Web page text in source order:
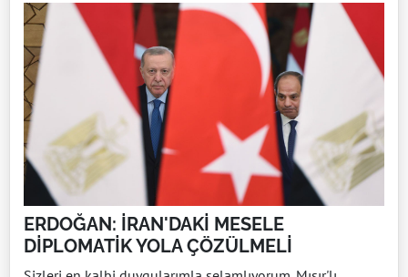
ERDOĞAN: İRAN'DAKİ MESELE
DİPLOMATİK YOLA ÇÖZÜLMELİ